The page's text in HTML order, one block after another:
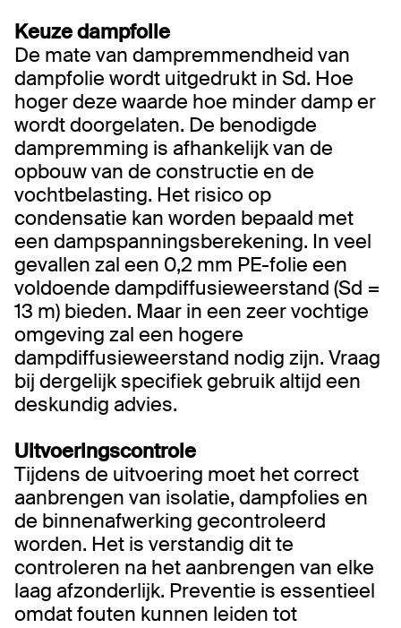
​Keuze dampfolie
De mate van dampremmendheid van
dampfolie wordt uitgedrukt in Sd. Hoe
hoger deze waarde hoe minder damp er
wordt doorgelaten. De benodigde
dampremming is afhankelijk van de
opbouw van de constructie en de
vochtbelasting. Het risico op
condensatie kan worden bepaald met
een dampspanningsberekening. In veel
gevallen zal een 0,2 mm PE-folie een
voldoende dampdiffusieweerstand (Sd =
13 m) bieden. Maar in een zeer vochtige
omgeving zal een hogere
dampdiffusieweerstand nodig zijn. Vraag
bij dergelijk specifiek gebruik altijd een
deskundig advies.
Uitvoeringscontrole
Tijdens de uitvoering moet het correct
aanbrengen van isolatie, dampfolies en
de binnenafwerking gecontroleerd
worden. Het is verstandig dit te
controleren na het aanbrengen van elke
laag afzonderlijk. Preventie is essentieel
omdat fouten kunnen leiden tot